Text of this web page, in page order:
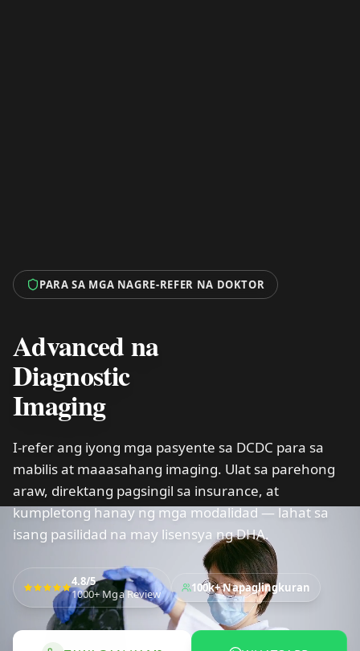
PARA SA MGA NAGRE-REFER NA DOKTOR
Advanced na
Diagnostic
Imaging
I-refer ang iyong mga pasyente sa DCDC para sa
mabilis at maaasahang imaging. Ulat sa parehong
araw, direktang pagsingil sa insurance, at
kumpletong hanay ng mga modalidad — lahat sa
isang pasilidad na may lisensya ng DHA.
4.8/5
1000+Mga Review 100k+Napaglingkuran